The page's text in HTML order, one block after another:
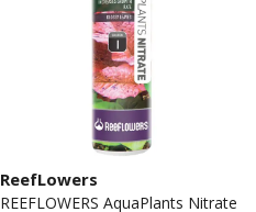
ReefLowers
REEFLOWERS AquaPlants Nitrate